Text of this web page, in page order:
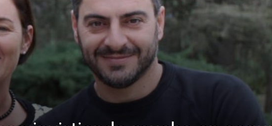
de adultos mayores
para agasajar a los niños en su día
y planteles renovados